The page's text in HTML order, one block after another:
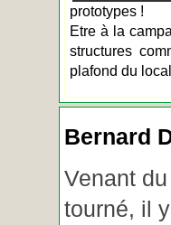
prototypes !
Etre à la
structures
plafond du
Bernard
Venant
tourné, il